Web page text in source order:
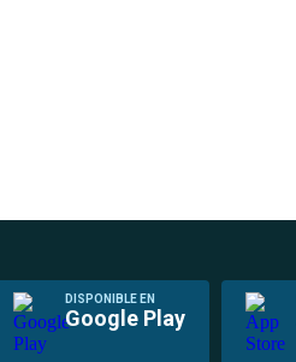
DISPONIBLE EN
Google Play